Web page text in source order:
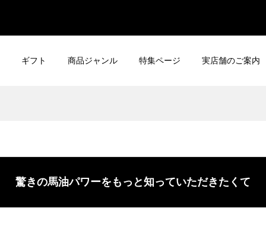
ギフト 商品ジャンル 特集ページ 実店舗のご案内
驚きの馬油パワーをもっと知っていただきたくて